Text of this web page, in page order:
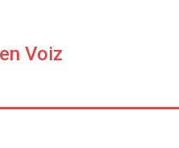
Voiz